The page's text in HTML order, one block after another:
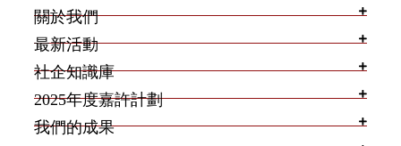
關於我們
最新活動
社企知識庫
2025年度嘉許計劃
我們的成果